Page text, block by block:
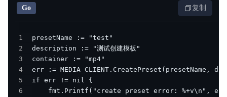
Go 复制
1
2
3
4
5
6